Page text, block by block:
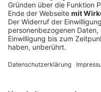
Interview in voller
Nordrhein-Westfalens
Folge des Podcasts
ist überall dort
Anzeige